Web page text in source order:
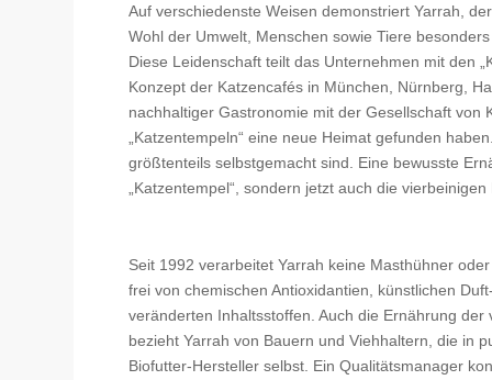
Auf verschiedenste Weisen demonstriert Yarrah,
Wohl der Umwelt, Menschen sowie Tiere
Diese Leidenschaft teilt das Unternehmen mit den
Konzept der Katzencafés in München, Nürnberg,
nachhaltiger Gastronomie mit der Gesellschaft
„Katzentempeln“ eine neue Heimat gefunden
größtenteils selbstgemacht sind. Eine bewusste
„Katzentempel“, sondern jetzt auch die vierbeinigen
Seit 1992 verarbeitet Yarrah keine Masthühner
frei von chemischen Antioxidantien, künstlichen
veränderten Inhaltsstoffen. Auch die Ernährung
bezieht Yarrah von Bauern und Viehhaltern, die in
Biofutter-Hersteller selbst. Ein Qualitätsmanager